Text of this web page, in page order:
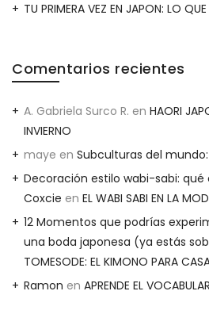
TU PRIMERA VEZ EN JAPON: LO QUE
Comentarios recientes
A. Gabriela Surco R. en HAORI
INVIERNO
maye en Subculturas del mundo:
Decoración estilo wabi-sabi:
Coxcie en EL WABI SABI EN LA
12 Momentos que podrías
una boda japonesa (ya estás
TOMESODE: EL KIMONO PARA
Ramon en APRENDE EL